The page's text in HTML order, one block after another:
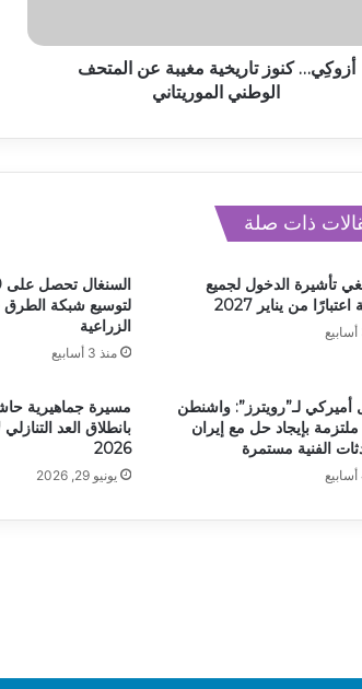
أزوكِي… كنوز تاريخية مغيبة عن المتحف
الوطني الموريتاني
ذات صلة
تأشيرة الدخول لجميع
من يناير 2027
لتوسيع شبكة
الزراعية
منذ 3 أسابيع
لـ”رويترز”: واشنطن
ملتزمة بإيجاد حل مع إيران
الفنية مستمرة
مسيرة جماهيرية
بانطلاق العد
2026
يونيو 29, 2026